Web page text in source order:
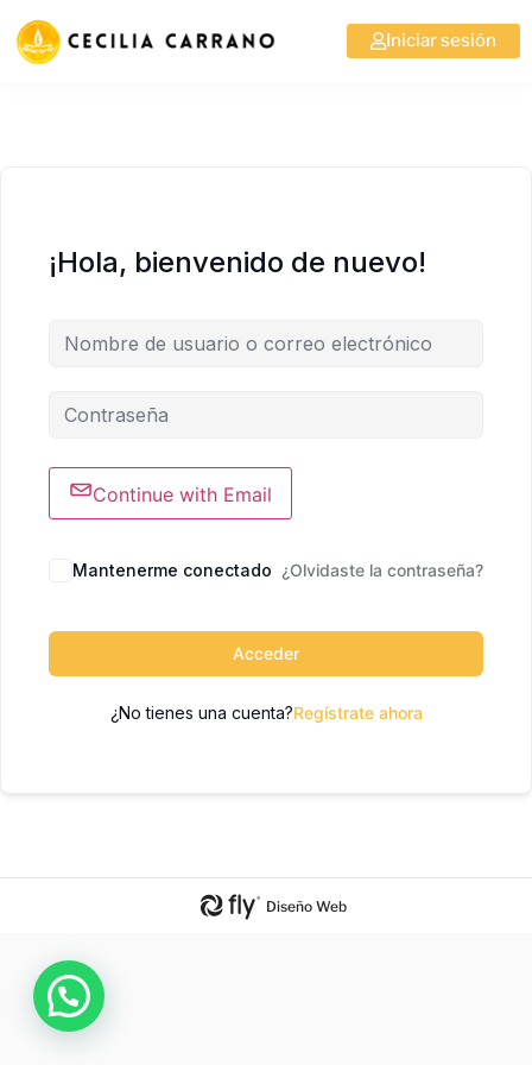
Iniciar sesión
¡Hola, bienvenido de nuevo!
Continue with Email
Mantenerme conectado ¿Olvidaste la contraseña?
Acceder
¿No tienes una cuenta?Regístrate ahora
Diseño Web